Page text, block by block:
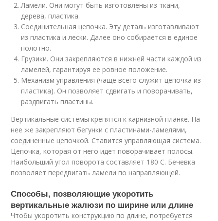
Ламели. Они могут быть изготовлены из ткани,
дерева, пластика.
Соединительная цепочка. Эту деталь изготавливают
из пластика и лески. Далее оно собирается в единое
полотно.
Грузики. Они закрепляются в нижней части каждой из
ламелей, гарантируя ее ровное положение.
Механизм управления (чаще всего служит цепочка из
пластика). Он позволяет сдвигать и поворачивать,
раздвигать пластины.
Вертикальные системы крепятся к карнизной планке. На
нее же закрепляют бегунки с пластинами-ламелями,
соединенные цепочкой. Ставится управляющая система.
Цепочка, которая от него идет поворачивает полосы.
Наибольший угол поворота составляет 180 С. Бечевка
позволяет передвигать ламели по направляющей.
Способы, позволяющие укоротить
вертикальные жалюзи по ширине или длине
Чтобы укоротить конструкцию по длине, потребуется